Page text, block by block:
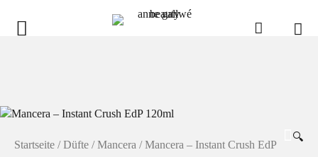
Shop
Düfte
🔍
Startseite /Düfte /Mancera / Mancera – Instant Crush EdP